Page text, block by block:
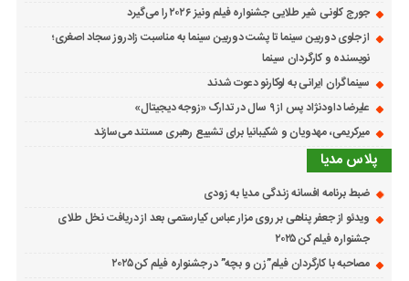
جورج کلونی شیر طلایی جشنواره فیلم ونیز ۲۰۲۶ را می‌گیرد
از جلوی دوربین سینما تا پشت دوربین سینما به مناسبت زادروز سجاد اصغری؛
نویسنده و کارگردان سینما
سینماگران ایرانی به لوکارنو دعوت شدند
علیرضا داودنژاد پس از ۹ سال در تدارک «زوجه دیجیتال»
میرکریمی، مهدویان و شکیبانیا برای تشییع رهبری مستند می‌سازند
پلاس مدیا
ضبط برنامه افسانه زندگی مدیا به زودی
ویدئو از جعفر پناهی بر روی مزار عباس کیارستمی بعد از دریافت نخل طلای
جشنواره فیلم کن ۲۰۲۵
مصاحبه با کارگردان فیلم”زن و بچه” در جشنواره فیلم کن ۲۰۲۵